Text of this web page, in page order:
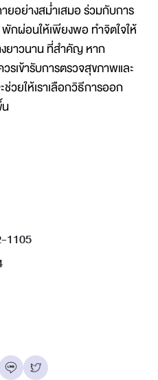
ยอย่างสม่ำเสมอ ร่วมกับการ
กผ่อนให้เพียงพอ ทำจิตใจให้
ยาวนาน ที่สำคัญ หาก
เข้ารับการตรวจสุขภาพและ
วยให้เราเลือกวิธีการออก
1105